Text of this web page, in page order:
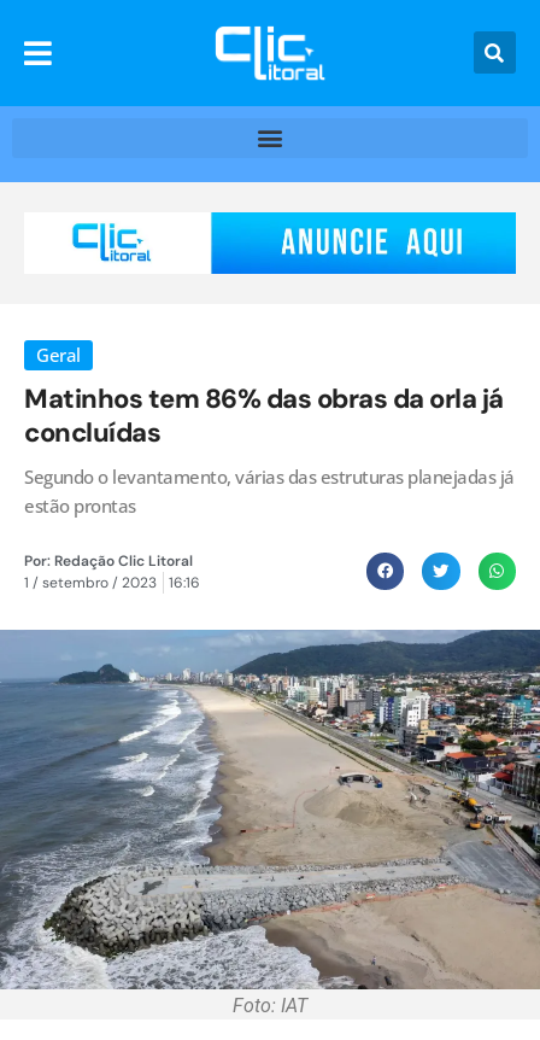
Geral
Matinhos tem 86% das obras da orla já
concluídas
Segundo o levantamento, várias das estruturas planejadas já
estão prontas
Por:Redação Clic Litoral
1 / setembro / 2023
16:16
Foto: IAT